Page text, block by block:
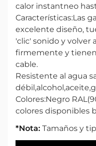
calor instantneo
Características:Las
excelente diseño,
'clic' sonido y volver
firmemente y
cable.
Resistente al agua
Colores:Negro
colores disponibles
*Nota: Tamaños y